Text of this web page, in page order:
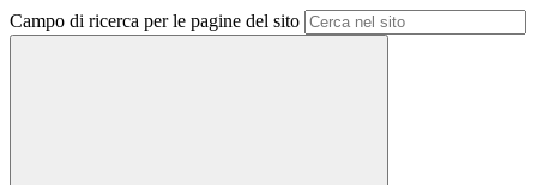
Campo di ricerca per le pagine del sito